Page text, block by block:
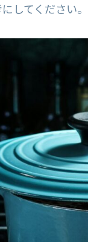
してください。